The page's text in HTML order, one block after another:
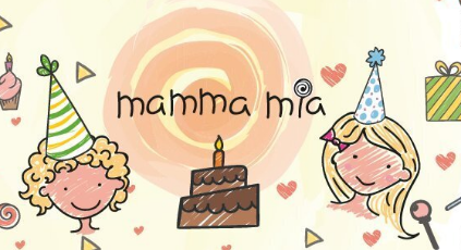
NEW